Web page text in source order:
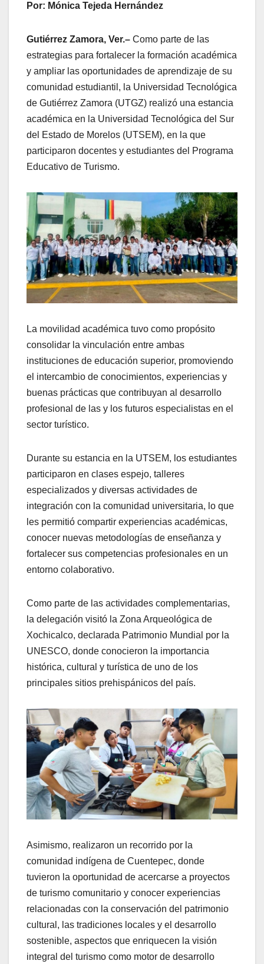
Por: Mónica Tejeda Hernández
Gutiérrez Zamora, Ver.– Como parte de las
estrategias para fortalecer la formación académica
y ampliar las oportunidades de aprendizaje de su
comunidad estudiantil, la Universidad Tecnológica
de Gutiérrez Zamora (UTGZ) realizó una estancia
académica en la Universidad Tecnológica del Sur
del Estado de Morelos (UTSEM), en la que
participaron docentes y estudiantes del Programa
Educativo de Turismo.
La movilidad académica tuvo como propósito
consolidar la vinculación entre ambas
instituciones de educación superior, promoviendo
el intercambio de conocimientos, experiencias y
buenas prácticas que contribuyan al desarrollo
profesional de las y los futuros especialistas en el
sector turístico.
Durante su estancia en la UTSEM, los estudiantes
participaron en clases espejo, talleres
especializados y diversas actividades de
integración con la comunidad universitaria, lo que
les permitió compartir experiencias académicas,
conocer nuevas metodologías de enseñanza y
fortalecer sus competencias profesionales en un
entorno colaborativo.
Como parte de las actividades complementarias,
la delegación visitó la Zona Arqueológica de
Xochicalco, declarada Patrimonio Mundial por la
UNESCO, donde conocieron la importancia
histórica, cultural y turística de uno de los
principales sitios prehispánicos del país.
Asimismo, realizaron un recorrido por la
comunidad indígena de Cuentepec, donde
tuvieron la oportunidad de acercarse a proyectos
de turismo comunitario y conocer experiencias
relacionadas con la conservación del patrimonio
cultural, las tradiciones locales y el desarrollo
sostenible, aspectos que enriquecen la visión
integral del turismo como motor de desarrollo